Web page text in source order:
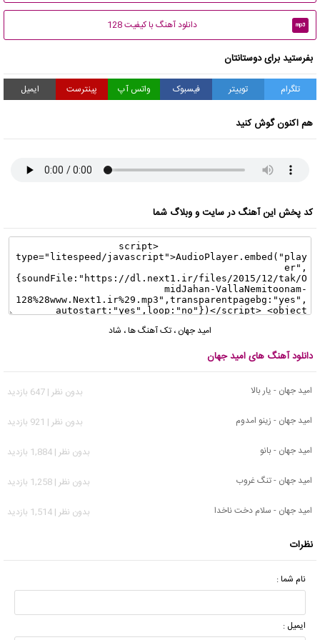
mp3 دانلود آهنگ با کیفیت 128
بفرستید برای دوستانتان
تلگرام توییتر فیسبوک واتس آپ پینترست ایمیل
هم اکنون گوش کنید
کد پخش این آهنگ در سایت و وبلاگ شما
امید جهان ، تک آهنگ ها، شاد
دانلود آهنگ های امید جهان
امید جهان - یار بالا
بدون نظر | 647 بازدید
امید جهان - زینو امدوم
بدون نظر | 921 بازدید
امید جهان - بانو
بدون نظر | 1,884 بازدید
امید جهان - تنگ غروب
بدون نظر | 1,258 بازدید
امید جهان - سلام دخت ناخدا
بدون نظر | 1,514 بازدید
نظرات
نام شما :
ایمیل :